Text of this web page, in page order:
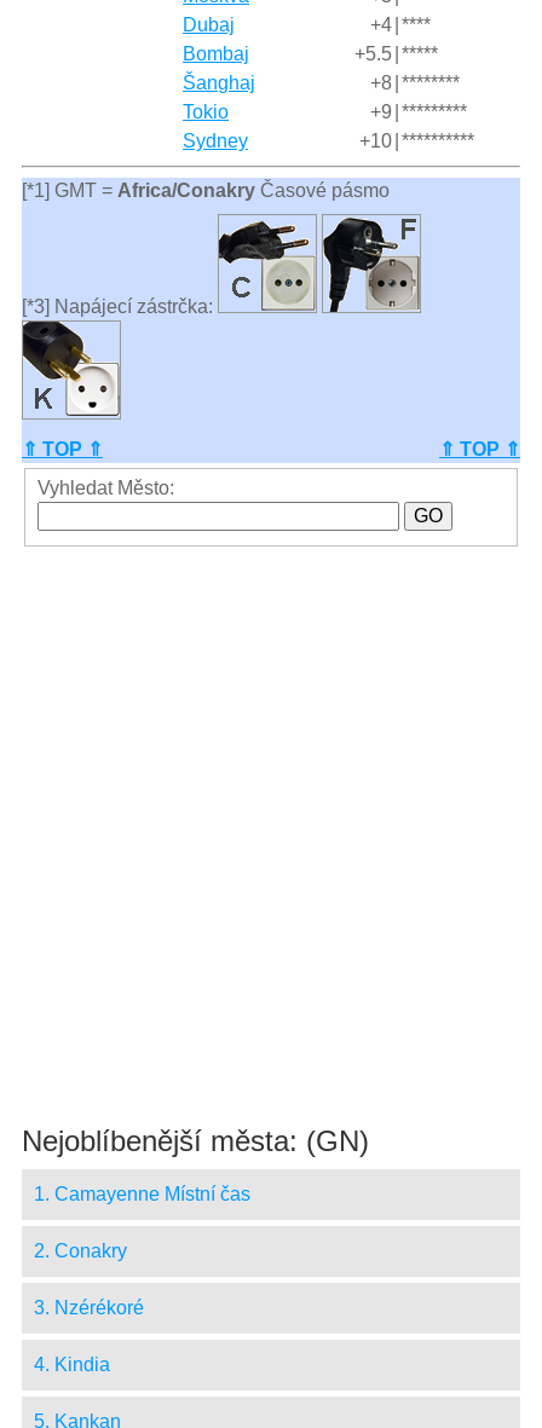
Dubaj
+4 ****
Bombaj
+5.5 *****
Šanghaj
+8 ********
Tokio
+9 *********
Sydney
+10 **********
[*1] GMT = Africa/ConakryČasové pásmo
[*3] Napájecí zástrčka:
⇑ TOP ⇑
⇑ TOP ⇑
Vyhledat Město:
Nejoblíbenější města: (GN)
1. Camayenne Místní čas
2. Conakry
3. Nzérékoré
4. Kindia
5. Kankan